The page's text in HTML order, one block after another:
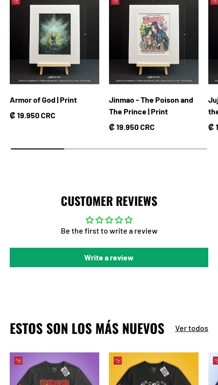
Armor of God | Print
Precio normal
₡ 19.950 CRC
Jinmao - The Poison and
The Prince | Print
Precio normal
₡ 19.950 CRC ₡
CUSTOMER REVIEWS
Be the first to write a review
Write a review
ESTOS SON LOS MÁS NUEVOS Ver todos